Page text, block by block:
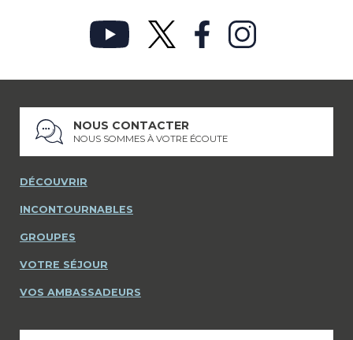
NOUS CONTACTER
NOUS SOMMES À VOTRE ÉCOUTE
DÉCOUVRIR
INCONTOURNABLES
GROUPES
VOTRE SÉJOUR
VOS AMBASSADEURS